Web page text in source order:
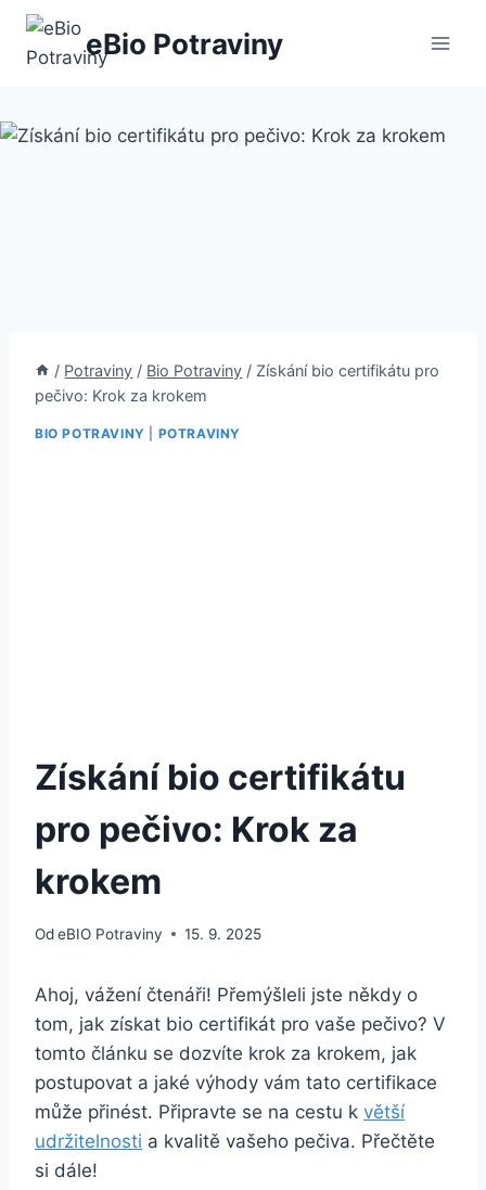
Přeskočit
obsah
eBio Potraviny
/ Potraviny / Bio Potraviny / Získání bio certifikátu pro
pečivo: Krok za krokem
BIO POTRAVINY POTRAVINY
Získání bio certifikátu
pro pečivo: Krok za
krokem
OdeBIO Potraviny 15. 9. 2025
Ahoj,‌ vážení čtenáři! Přemýšleli jste někdy⁣ o⁢
tom, jak⁣ získat bio certifikát pro⁢ vaše pečivo? V
tomto⁢ článku ‌se dozvíte ‍krok za krokem, jak⁣
postupovat a⁣ jaké‍ výhody vám tato certifikace
může​ přinést. Připravte se ⁤na cestu‍ k větší
udržitelnosti a kvalitě vašeho pečiva. Přečtěte
si dále!